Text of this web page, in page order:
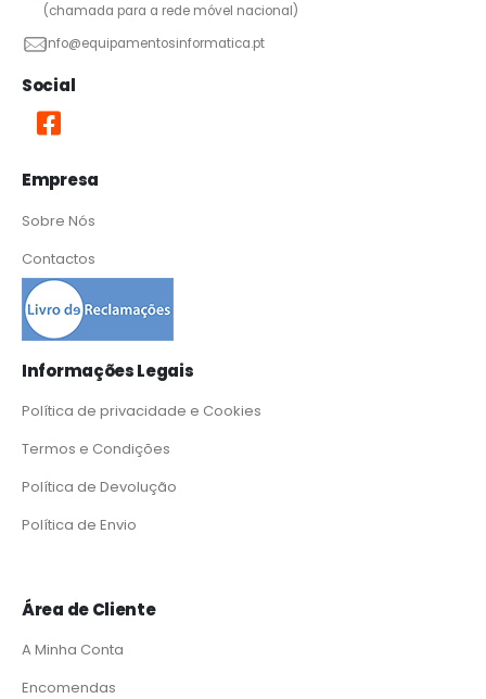
(chamada para a rede móvel nacional)
info@equipamentosinformatica.pt
Social
Empresa
Sobre Nós
Contactos
Informações Legais
Política de privacidade e Cookies
Termos e Condições
Política de Devolução
Política de Envio
Área de Cliente
A Minha Conta
Encomendas